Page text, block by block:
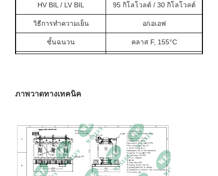
HV BIL / LV BIL 95 กิโลโวลต์ / 30 กิโลโวลต์
วิธีการทำความเย็น อ/เอเอฟ
ชั้นฉนวน คลาส F, 155°C
ไม่มีการสูญเสียโหลด
ประสิทธิภาพ 99.10%
วัสดุที่คดเคี้ยว อลูมิเนียม
คะแนนสิ่งที่แนบมา NEMA 3R ทนฝนและแดด
ภาพวาดทางเทคนิค